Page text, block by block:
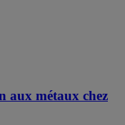
aux métaux chez